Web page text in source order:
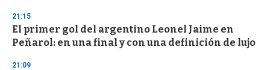
21:15
El primer gol del argentino Leonel Jaime en
Peñarol: en una final y con una definición de lujo
21:09